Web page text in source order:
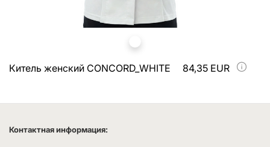
Китель женский CONCORD_WHITE 84,35 EUR
Контактная информация: